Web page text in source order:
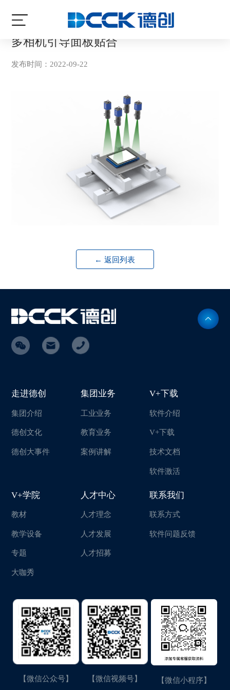
当前位置:首页 /案例讲解 /引导
多相机引导面板贴合
发布时间：2022-09-22
← 返回列表
走进德创
集团介绍
德创文化
德创大事件
集团业务
工业业务
教育业务
案例讲解
V+下载
软件介绍
V+下载
技术文档
软件激活
V+学院
教材
教学设备
专题
大咖秀
人才中心
人才理念
人才发展
人才招募
联系我们
联系方式
软件问题反馈
【微信公众号】 【微信视频号】 【微信小程序】